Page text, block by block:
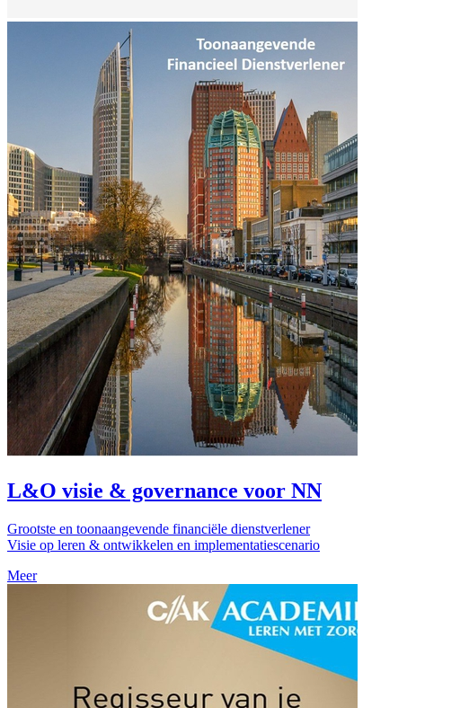
L&O visie & governance voor NN
Grootste en toonaangevende financiële dienstverlener
Visie op leren & ontwikkelen en implementatiescenario
Meer